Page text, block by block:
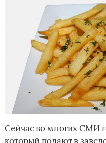
Сейчас во многих СМИ
который подают в